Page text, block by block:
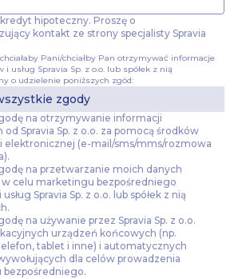
hipoteczny. Proszę o
kontakt ze strony specjalisty Spravia
Pani/chciałby Pan otrzymywać informacje
i usług Spravia Sp. z o.o. lub spółek z nią
o udzielenie poniższych zgód:
zgody
na otrzymywanie informacji
od Spravia Sp. z o.o. za pomocą środków
elektronicznej (e-mail/sms/mms/rozmowa
na przetwarzanie moich danych
w celu marketingu bezpośredniego
Spravia Sp. z o.o. lub spółek z nią
na używanie przez Spravia Sp. z o.o.
urządzeń końcowych (np.
tablet i inne) i automatycznych
dla celów prowadzenia